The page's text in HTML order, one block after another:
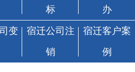
标
办
变
宿迁公司注
销
宿迁客户案
例